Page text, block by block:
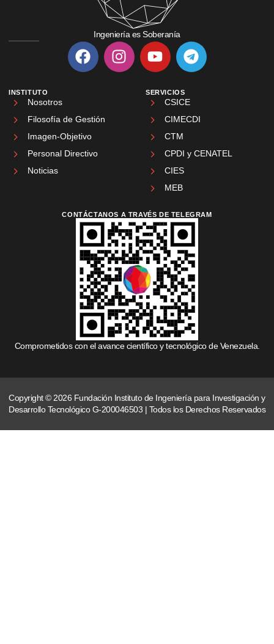
Ingeniería es Soberanía
INSTITUTO
Nosotros
Filosofía de Gestión
Imagen-Objetivo
Personal Directivo
Noticias
SERVICIOS
CSICE
CIMECDI
CTM
CPDI y CENATEL
CIES
MEB
CONTÁCTANOS A TRAVÉS DE TELEGRAM
Comprometidos con el avance científico y tecnológico de Venezuela.
Copyright © 2026 Fundación Instituto de Ingeniería para Investigación y
Desarrollo Tecnológico G-200046503 | Todos los Derechos Reservados